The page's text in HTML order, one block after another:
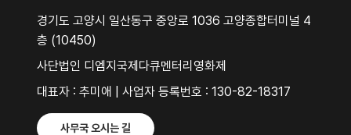
경기도 고양시 일산동구 중앙로 1036 고양종합터미널 4
층 (10450)
사단법인 디엠지국제다큐멘터리영화제
대표자 : 추미애 | 사업자 등록번호 : 130-82-18317
사무국 오시는 길